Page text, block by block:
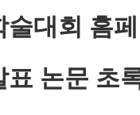
술대회 홈
표 논문 초